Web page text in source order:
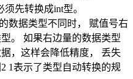
先转换成int型。
数据类型不同时， 赋值号右
。 如果右边量的数据类型
，这样会降低精度， 丢失
1表示了类型自动转换的规